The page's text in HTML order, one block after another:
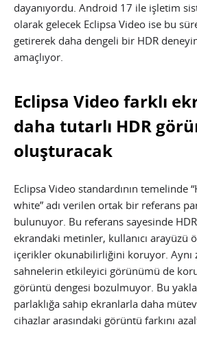
dayanıyordu. Android 17 ile işletim
olarak gelecek Eclipsa Video ise bu
getirerek daha dengeli bir HDR
amaçlıyor.
Eclipsa Video farklı
daha tutarlı HDR
oluşturacak
Eclipsa Video standardının temelinde
white” adı verilen ortak bir referans
bulunuyor. Bu referans sayesinde
ekrandaki metinler, kullanıcı arayüzü
içerikler okunabilirliğini koruyor. Aynı
sahnelerin etkileyici görünümü de
görüntü dengesi bozulmuyor. Bu
parlaklığa sahip ekranlarla daha
cihazlar arasındaki görüntü farkını